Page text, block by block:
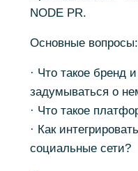
NODE PR.
Основные вопросы:
· Что такое бренд
задумываться о
· Что такое
· Как
социальные сети?